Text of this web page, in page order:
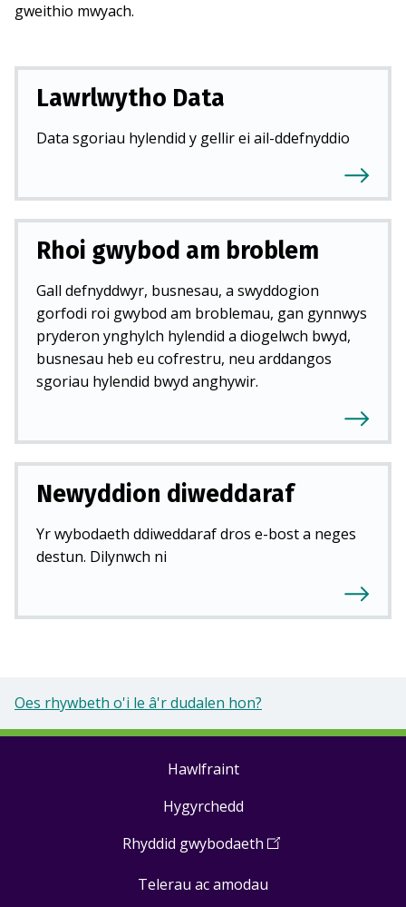
gweithio mwyach.
Lawrlwytho Data
Data sgoriau hylendid y gellir ei ail-ddefnyddio
Rhoi gwybod am broblem
Gall defnyddwyr, busnesau, a swyddogion
gorfodi roi gwybod am broblemau, gan gynnwys
pryderon ynghylch hylendid a diogelwch bwyd,
busnesau heb eu cofrestru, neu arddangos
sgoriau hylendid bwyd anghywir.
Newyddion diweddaraf
Yr wybodaeth ddiweddaraf dros e-bost a neges
destun. Dilynwch ni
Oes rhywbeth o'i le â'r dudalen hon?
Hawlfraint
Hygyrchedd
Rhyddid gwybodaeth (Open
a
Telerau ac amodau